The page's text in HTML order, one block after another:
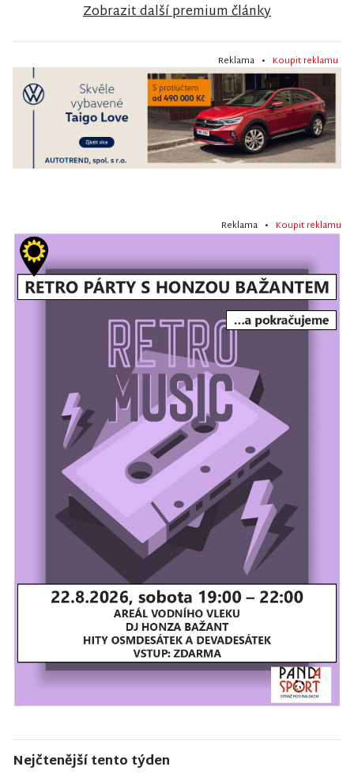
Zobrazit další premium články
Reklama • Koupit reklamu
Reklama • Koupit reklamu
Nejčtenější tento týden